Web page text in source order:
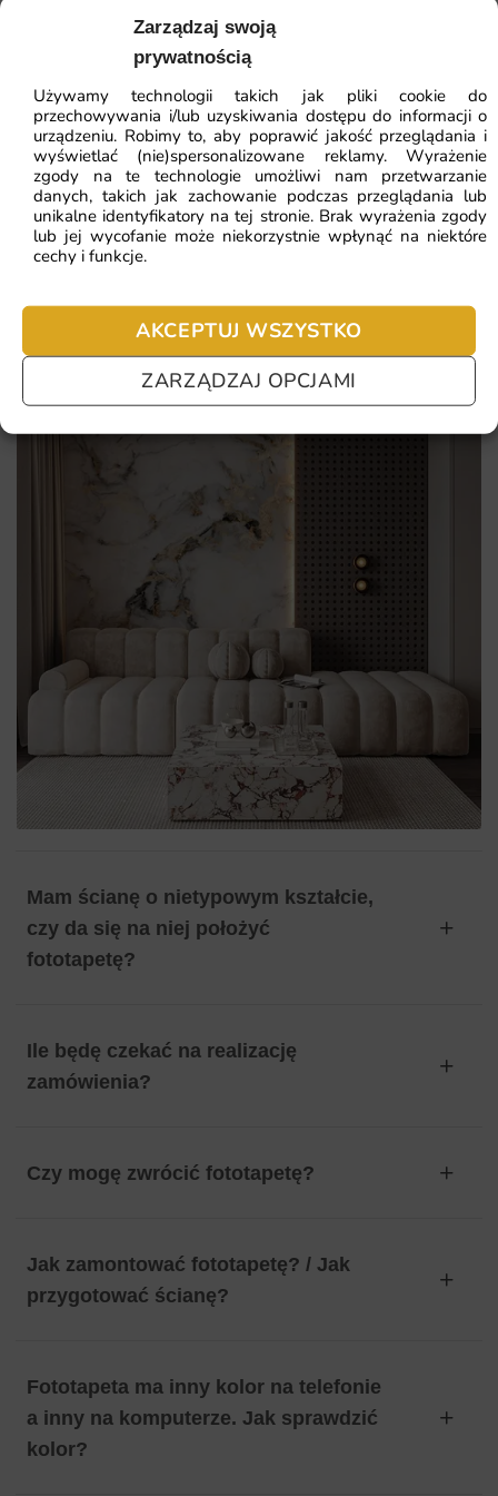
Zarządzaj swoją
prywatnością
Używamy technologii takich jak pliki cookie do
przechowywania i/lub uzyskiwania dostępu do informacji o
urządzeniu. Robimy to, aby poprawić jakość przeglądania i
wyświetlać (nie)spersonalizowane reklamy. Wyrażenie
zgody na te technologie umożliwi nam przetwarzanie
danych, takich jak zachowanie podczas przeglądania lub
unikalne identyfikatory na tej stronie. Brak wyrażenia zgody
lub jej wycofanie może niekorzystnie wpłynąć na niektóre
cechy i funkcje.
AKCEPTUJ WSZYSTKO
ZARZĄDZAJ OPCJAMI
kolorową aranżacją pokoju.
Dlaczego warto wybrać tę fototapetę
Radosny i kolorowy motyw, który rozweseli każde dziecko.
Wysoka jakość materiału i druku, zapewniająca
długotrwałą estetykę.
Możliwość dostosowania wymiarów do indywidualnych
potrzeb.
potrzeby korzystania z usług fachowców.
64.51zł
Najniższa cena z 30 dni:41.93zł
ZOBACZ WSZYSTKIE
Najczęściej zadawane pytania
Pomagamy i doradzamy przy każdym zakupie. Ale jeżeli
Mam ścianę o nietypowym kształcie,
czy da się na niej położyć
fototapetę?
Ile będę czekać na realizację
zamówienia?
Czy mogę zwrócić fototapetę?
Jak zamontować fototapetę? / Jak
przygotować ścianę?
Fototapeta ma inny kolor na telefonie
a inny na komputerze. Jak sprawdzić
kolor?